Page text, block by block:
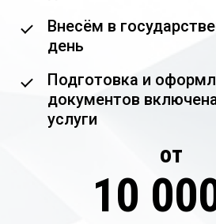
Внесём в
день
Подготовка и
документов
услуги
от
10